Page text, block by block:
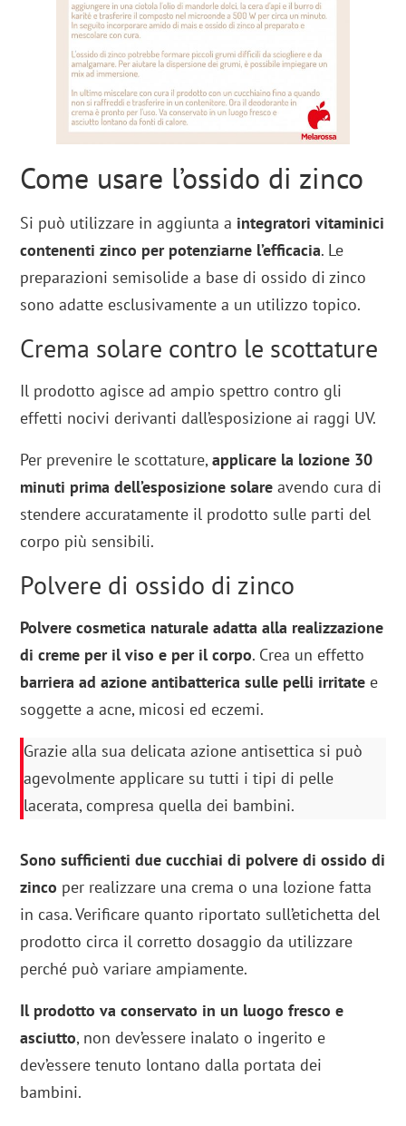
Come usare l’ossido di zinco
Si può utilizzare in aggiunta a integratori vitaminici
contenenti zinco per potenziarne l’efficacia. Le
preparazioni semisolide a base di ossido di zinco
sono adatte esclusivamente a un utilizzo topico.
Crema solare contro le scottature
Il prodotto agisce ad ampio spettro contro gli
effetti nocivi derivanti dall’esposizione ai raggi UV.
Per prevenire le scottature,applicare la lozione 30
minuti prima dell’esposizione solare avendo cura di
stendere accuratamente il prodotto sulle parti del
corpo più sensibili.
Polvere di ossido di zinco
Polvere cosmetica naturale adatta alla realizzazione
di creme per il viso e per il corpo. Crea un effetto
barriera ad azione antibatterica sulle pelli irritate e
soggette a acne, micosi ed eczemi.
Grazie alla sua delicata azione antisettica si può
agevolmente applicare su tutti i tipi di pelle
lacerata, compresa quella dei bambini.
Sono sufficienti due cucchiai di polvere di ossido di
zinco per realizzare una crema o una lozione fatta
in casa. Verificare quanto riportato sull’etichetta del
prodotto circa il corretto dosaggio da utilizzare
perché può variare ampiamente.
Il prodotto va conservato in un luogo fresco e
asciutto, non dev’essere inalato o ingerito e
dev’essere tenuto lontano dalla portata dei
bambini.